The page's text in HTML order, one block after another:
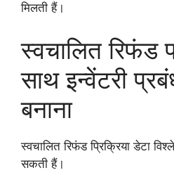
मिलती हैं।
स्वचालित
साथ इन्वेंटरी
बनाना
स्वचालित रिफंड प्रिक्रिया डेटा
सकती हैं।